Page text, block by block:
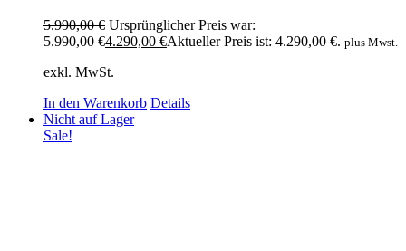
5.990,00€ Ursprünglicher Preis war:
5.990,00 €4.290,00 €Aktueller Preis ist: 4.290,00 €. plus Mwst.
exkl. MwSt.
In den Warenkorb Details
Nicht auf Lager
Sale!